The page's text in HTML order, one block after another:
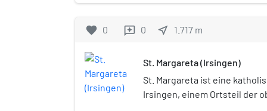
favorite 0 reviews 0 near_me 1.717 m
St. Margareta (Irsingen)
St. Margareta ist eine
Irsingen, einem Ortsteil der